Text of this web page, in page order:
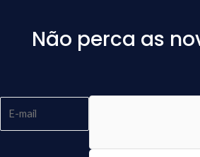
Não perca as